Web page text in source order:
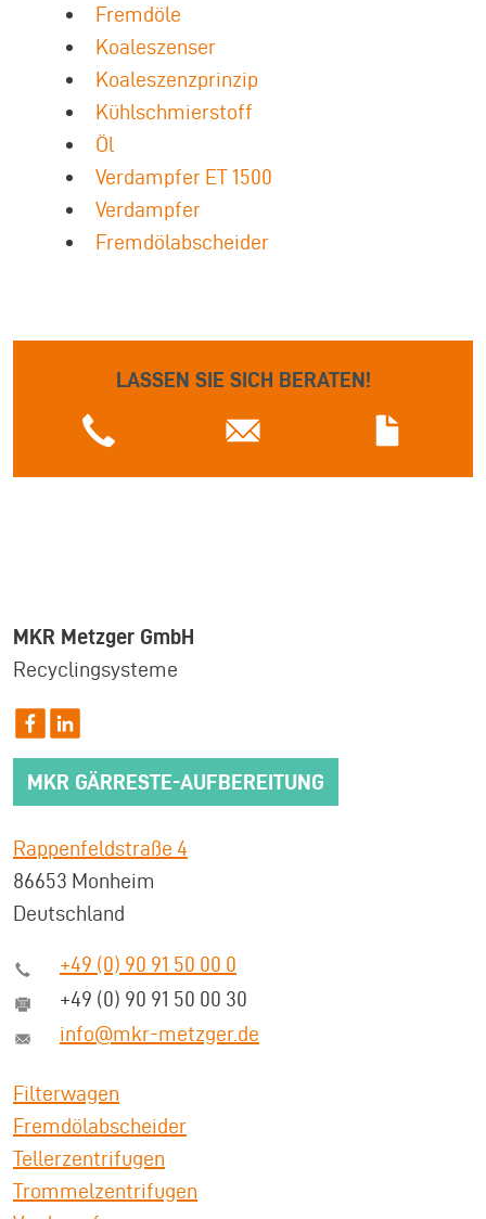
Fremdöle
Koaleszenser
Koaleszenzprinzip
Kühlschmierstoff
Öl
Verdampfer ET 1500
Verdampfer
Fremdölabscheider
LASSEN SIE SICH BERATEN!
MKR Metzger GmbH
Recyclingsysteme
MKR GÄRRESTE-AUFBEREITUNG
Rappenfeldstraße 4
86653 Monheim
Deutschland
+49 (0) 90 91 50 00 0
+49 (0) 90 91 50 00 30
info@mkr-metzger.de
Filterwagen
Fremdölabscheider
Tellerzentrifugen
Trommelzentrifugen